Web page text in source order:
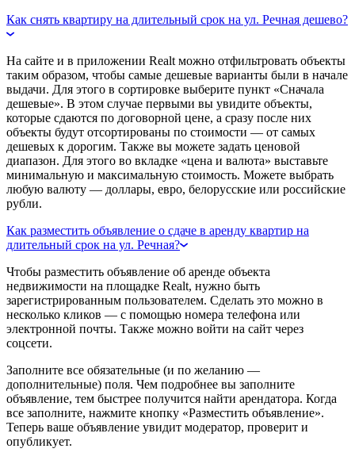
Как снять квартиру на длительный срок на ул. Речная дешево?
На сайте и в приложении Realt можно отфильтровать объекты
таким образом, чтобы самые дешевые варианты были в начале
выдачи. Для этого в сортировке выберите пункт «Сначала
дешевые». В этом случае первыми вы увидите объекты,
которые сдаются по договорной цене, а сразу после них
объекты будут отсортированы по стоимости — от самых
дешевых к дорогим. Также вы можете задать ценовой
диапазон. Для этого во вкладке «цена и валюта» выставьте
минимальную и максимальную стоимость. Можете выбрать
любую валюту — доллары, евро, белорусские или российские
рубли.
Как разместить объявление о сдаче в аренду квартир на
длительный срок на ул. Речная?
Чтобы разместить объявление об аренде объекта
недвижимости на площадке Realt, нужно быть
зарегистрированным пользователем. Сделать это можно в
несколько кликов — с помощью номера телефона или
электронной почты. Также можно войти на сайт через
соцсети.
Заполните все обязательные (и по желанию —
дополнительные) поля. Чем подробнее вы заполните
объявление, тем быстрее получится найти арендатора. Когда
все заполните, нажмите кнопку «Разместить объявление».
Теперь ваше объявление увидит модератор, проверит и
опубликует.